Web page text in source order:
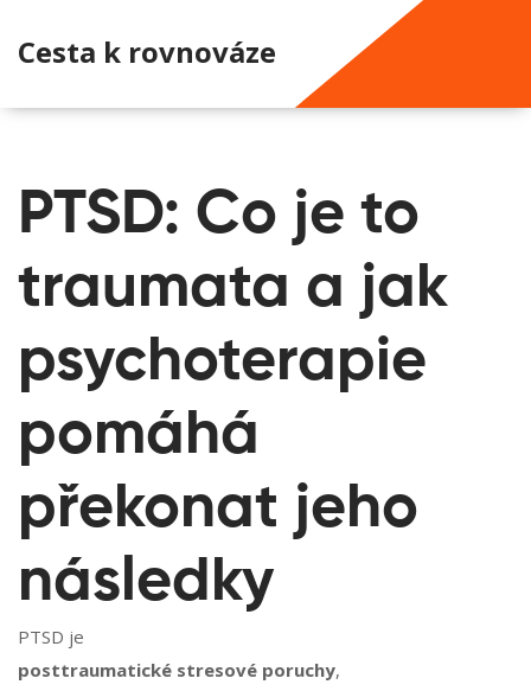
Cesta k rovnováze
PTSD: Co je to
traumata a jak
psychoterapie
pomáhá
překonat jeho
následky
PTSD je
posttraumatické stresové poruchy,